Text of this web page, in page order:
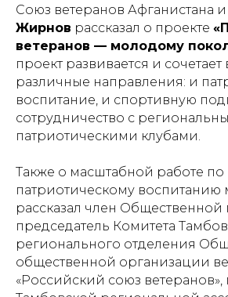
Союз ветеранов Афганистана
Жирнов рассказал о проекте
ветеранов — молодому
проект развивается и сочетает
различные направления: и
воспитание, и спортивную
сотрудничество с
патриотическими клубами.
Также о масштабной работе по
патриотическому
рассказал член Общественной
председатель Комитета
регионального отделения
общественной организации
«Российский союз ветеранов»,